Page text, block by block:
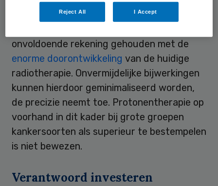
beeldvorming om de noodzaak van
onvoldoende rekening gehouden met de
enorme doorontwikkeling van de huidige
radiotherapie. Onvermijdelijke bijwerkingen
kunnen hierdoor geminimaliseerd worden,
de precizie neemt toe. Protonentherapie op
voorhand in dit kader bij grote groepen
kankersoorten als superieur te bestempelen
is niet bewezen.
Verantwoord investeren
Reject All I Accept